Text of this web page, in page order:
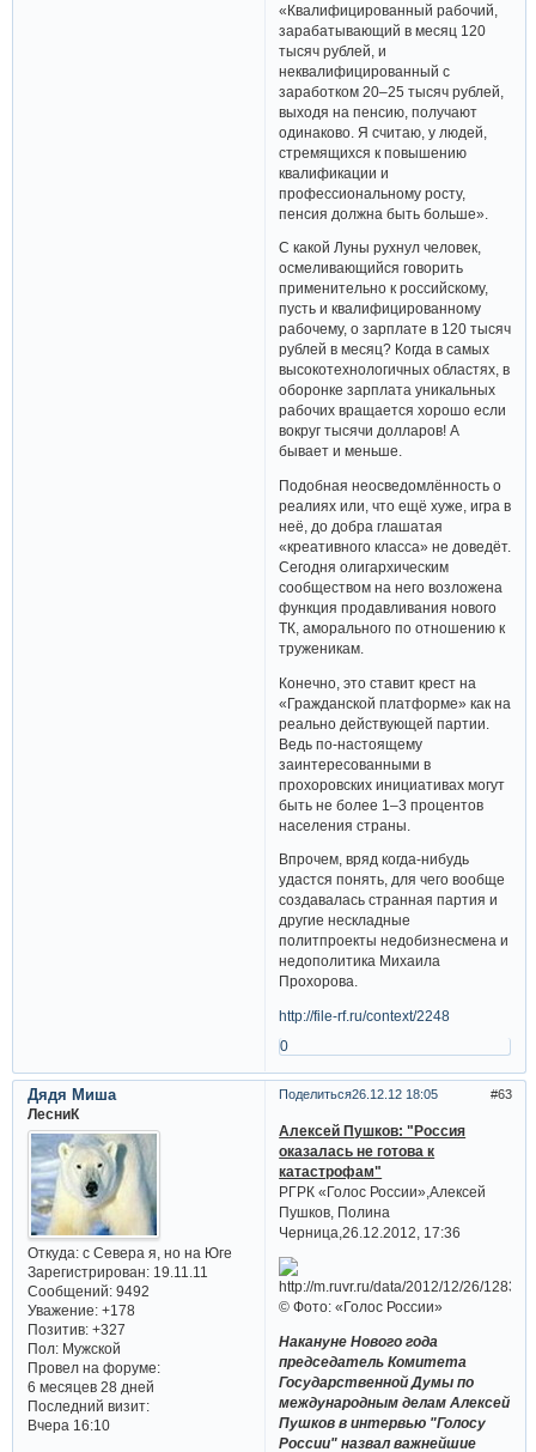
«Квалифицированный рабочий,
зарабатывающий в месяц 120
тысяч рублей, и
неквалифицированный с
заработком 20–25 тысяч рублей,
выходя на пенсию, получают
одинаково. Я считаю, у людей,
стремящихся к повышению
квалификации и
профессиональному росту,
пенсия должна быть больше».
С какой Луны рухнул человек,
осмеливающийся говорить
применительно к российскому,
пусть и квалифицированному
рабочему, о зарплате в 120 тысяч
рублей в месяц? Когда в самых
высокотехнологичных областях, в
оборонке зарплата уникальных
рабочих вращается хорошо если
вокруг тысячи долларов! А
бывает и меньше.
Подобная неосведомлённость о
реалиях или, что ещё хуже, игра в
неё, до добра глашатая
«креативного класса» не доведёт.
Сегодня олигархическим
сообществом на него возложена
функция продавливания нового
ТК, аморального по отношению к
труженикам.
Конечно, это ставит крест на
«Гражданской платформе» как на
реально действующей партии.
Ведь по-настоящему
заинтересованными в
прохоровских инициативах могут
быть не более 1–3 процентов
населения страны.
Впрочем, вряд когда-нибудь
удастся понять, для чего вообще
создавалась странная партия и
другие нескладные
политпроекты недобизнесмена и
недополитика Михаила
Прохорова.
http://file-rf.ru/context/2248
0
Поделиться 63
26.12.12 18:05
Дядя Миша
ЛесниК
Откуда:с Севера я, но на Юге
Зарегистрирован: 19.11.11
Сообщений:9492
Уважение: +178
Позитив: +327
Пол:Мужской
Провел на форуме:
6 месяцев 28 дней
Последний визит:
Вчера 16:10
Алексей Пушков: "Россия
оказалась не готова к
катастрофам"
РГРК «Голос России»,Алексей
Пушков, Полина
Черница,26.12.2012, 17:36
© Фото: «Голос России»
Накануне Нового года
председатель Комитета
Государственной Думы по
международным делам Алексей
Пушков в интервью "Голосу
России" назвал важнейшие